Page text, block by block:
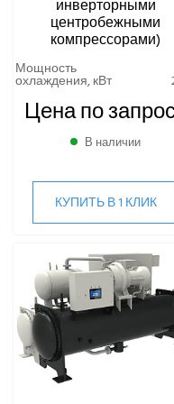
инверторными
центробежными
компрессорами)
Мощность
охлаждения, кВт
Цена по
В наличии
КУПИТЬ В 1 КЛИК